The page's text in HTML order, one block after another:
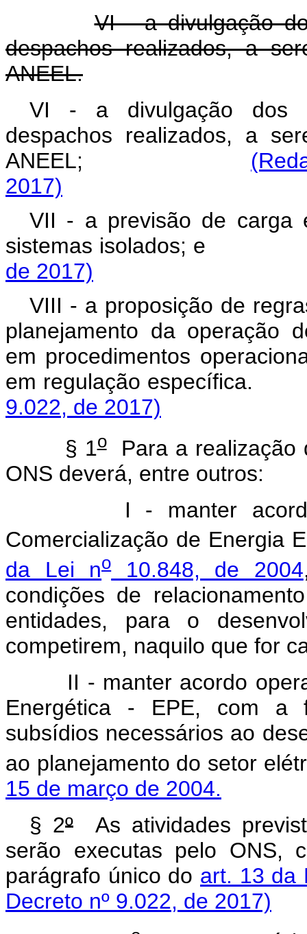
VI - a divulgação
despachos realizados, a
ANEEL.
VI - a divulgação dos
despachos realizados, a
ANEEL;
2017)
VII - a previsão de carga
sistemas
de 2017)
VIII - a proposição de
planejamento da operação
em procedimentos
em regulação
9.022, de 2017)
§ 1oPara a realização
ONS deverá, entre outros:
I - manter
Comercialização de Energia
da Lei no10.848, de 2004
condições de
entidades, para o
competirem, naquilo que for
II - manter acordo
Energética - EPE, com a
subsídios necessários ao
ao planejamento do setor
15 de março de 2004.
§ 2º As atividades
serão executas pelo ONS,
parágrafo único do art. 13 da
Decreto nº 9.022, de 2017)